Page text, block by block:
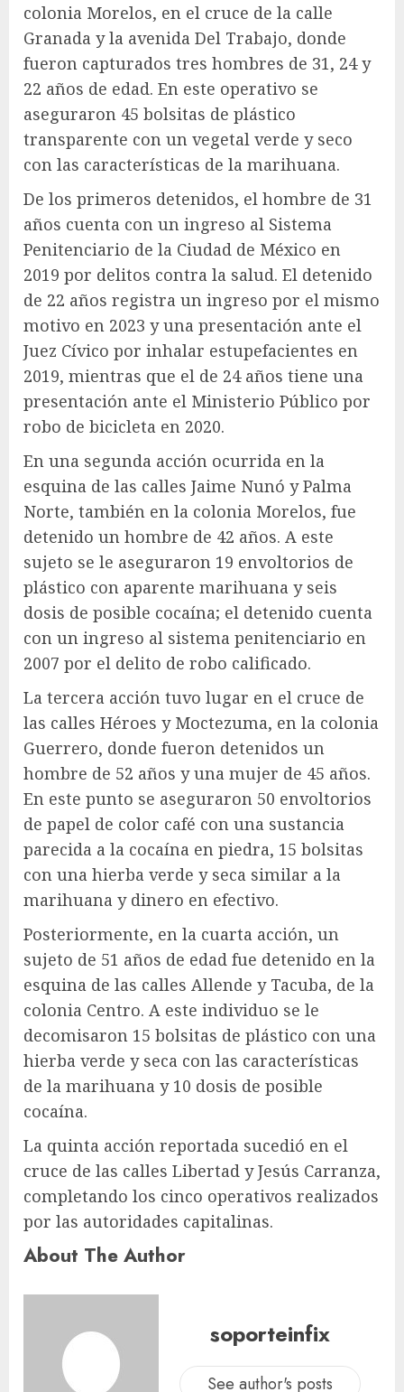
colonia Morelos, en el cruce de la calle
Granada y la avenida Del Trabajo, donde
fueron capturados tres hombres de 31, 24 y
22 años de edad. En este operativo se
aseguraron 45 bolsitas de plástico
transparente con un vegetal verde y seco
con las características de la marihuana.
De los primeros detenidos, el hombre de 31
años cuenta con un ingreso al Sistema
Penitenciario de la Ciudad de México en
2019 por delitos contra la salud. El detenido
de 22 años registra un ingreso por el mismo
motivo en 2023 y una presentación ante el
Juez Cívico por inhalar estupefacientes en
2019, mientras que el de 24 años tiene una
presentación ante el Ministerio Público por
robo de bicicleta en 2020.
En una segunda acción ocurrida en la
esquina de las calles Jaime Nunó y Palma
Norte, también en la colonia Morelos, fue
detenido un hombre de 42 años. A este
sujeto se le aseguraron 19 envoltorios de
plástico con aparente marihuana y seis
dosis de posible cocaína; el detenido cuenta
con un ingreso al sistema penitenciario en
2007 por el delito de robo calificado.
La tercera acción tuvo lugar en el cruce de
las calles Héroes y Moctezuma, en la colonia
Guerrero, donde fueron detenidos un
hombre de 52 años y una mujer de 45 años.
En este punto se aseguraron 50 envoltorios
de papel de color café con una sustancia
parecida a la cocaína en piedra, 15 bolsitas
con una hierba verde y seca similar a la
marihuana y dinero en efectivo.
Posteriormente, en la cuarta acción, un
sujeto de 51 años de edad fue detenido en la
esquina de las calles Allende y Tacuba, de la
colonia Centro. A este individuo se le
decomisaron 15 bolsitas de plástico con una
hierba verde y seca con las características
de la marihuana y 10 dosis de posible
cocaína.
La quinta acción reportada sucedió en el
cruce de las calles Libertad y Jesús Carranza,
completando los cinco operativos realizados
por las autoridades capitalinas.
About The Author
soporteinfix
See author's posts